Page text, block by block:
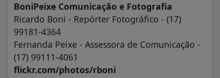
BoniPeixe Comunicação e Fotografia
Ricardo Boni - Repórter Fotográfico - (17)
99181-4364
Fernanda Peixe - Assessora de Comunicação -
(17) 99111-4061
flickr.com/photos/rboni